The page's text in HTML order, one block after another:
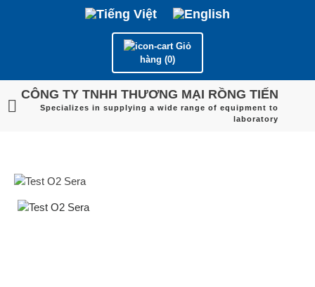
Giỏ
hàng (0)
CÔNG TY TNHH THƯƠNG MẠI RỒNG TIẾN
Specializes in supplying a wide range of equipment to
laboratory